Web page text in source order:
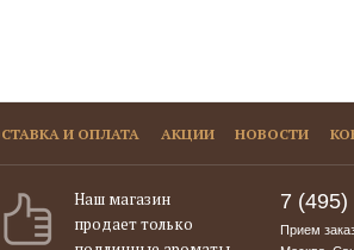
И ОПЛАТА АКЦИИ НОВОСТИ
Наш магазин
продает только
7 (495)
Прием